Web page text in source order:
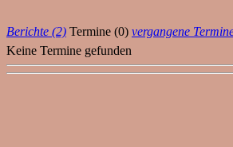
Berichte (2) Termine (0) vergangene
Keine Termine gefunden